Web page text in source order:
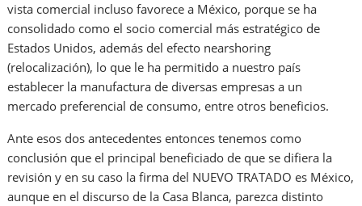
vista comercial incluso favorece a México, porque se ha
consolidado como el socio comercial más estratégico de
Estados Unidos, además del efecto nearshoring
(relocalización), lo que le ha permitido a nuestro país
establecer la manufactura de diversas empresas a un
mercado preferencial de consumo, entre otros beneficios.
Ante esos dos antecedentes entonces tenemos como
conclusión que el principal beneficiado de que se difiera la
revisión y en su caso la firma del NUEVO TRATADO es México,
aunque en el discurso de la Casa Blanca, parezca distinto